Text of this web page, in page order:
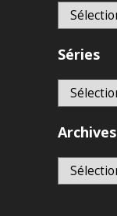
Séries
Archives
Archives